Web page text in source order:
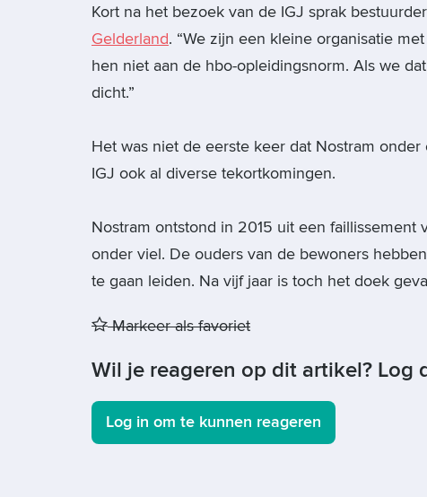
Kort na het bezoek van de IGJ sprak
Gelderland. “We zijn een kleine organisatie
hen niet aan de hbo-opleidingsnorm. Als we
dicht.”
Het was niet de eerste keer dat Nostram
IGJ ook al diverse tekortkomingen.
Nostram ontstond in 2015 uit een faillissement
onder viel. De ouders van de bewoners
te gaan leiden. Na vijf jaar is toch het doek
Markeer als favoriet
Wil je reageren op dit artikel? Log
Log in om te kunnen reageren